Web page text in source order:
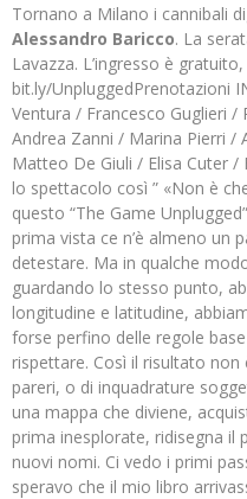
Tornano a Milano i cannibali
Alessandro Baricco. La
Lavazza. L’ingresso è
bit.ly/UnpluggedPrenotazioni
Ventura / Francesco Guglieri
Andrea Zanni / Marina Pierri /
Matteo De Giuli / Elisa Cuter /
lo spettacolo così ” «Non è
questo “The Game
prima vista ce n’è almeno un
detestare. Ma in qualche
guardando lo stesso punto,
longitudine e latitudine,
forse perfino delle regole
rispettare. Così il risultato non
pareri, o di inquadrature
una mappa che diviene,
prima inesplorate, ridisegna il
nuovi nomi. Ci vedo i primi
speravo che il mio libro